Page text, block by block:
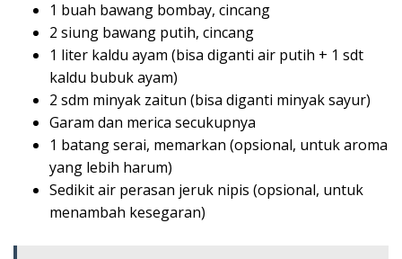
1 buah bawang bombay, cincang
2 siung bawang putih, cincang
1 liter kaldu ayam (bisa diganti air putih + 1 sdt
kaldu bubuk ayam)
2 sdm minyak zaitun (bisa diganti minyak sayur)
Garam dan merica secukupnya
1 batang serai, memarkan (opsional, untuk aroma
yang lebih harum)
Sedikit air perasan jeruk nipis (opsional, untuk
menambah kesegaran)